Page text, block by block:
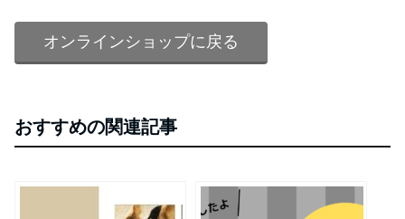
オンラインショップに戻る
おすすめの関連記事